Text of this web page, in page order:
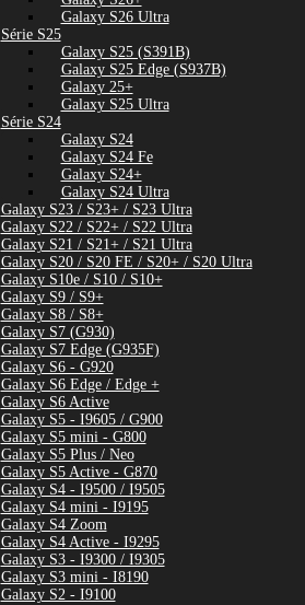
Galaxy S26 Ultra
Série S25
Galaxy S25 (S391B)
Galaxy S25 Edge (S937B)
Galaxy 25+
Galaxy S25 Ultra
Série S24
Galaxy S24
Galaxy S24 Fe
Galaxy S24+
Galaxy S24 Ultra
Galaxy S23 / S23+ / S23 Ultra
Galaxy S22 / S22+ / S22 Ultra
Galaxy S21 / S21+ / S21 Ultra
Galaxy S20 / S20 FE / S20+ / S20 Ultra
Galaxy S10e / S10 / S10+
Galaxy S9 / S9+
Galaxy S8 / S8+
Galaxy S7 (G930)
Galaxy S7 Edge (G935F)
Galaxy S6 - G920
Galaxy S6 Edge / Edge +
Galaxy S6 Active
Galaxy S5 - I9605 / G900
Galaxy S5 mini - G800
Galaxy S5 Plus / Neo
Galaxy S5 Active - G870
Galaxy S4 - I9500 / I9505
Galaxy S4 mini - I9195
Galaxy S4 Zoom
Galaxy S4 Active - I9295
Galaxy S3 - I9300 / I9305
Galaxy S3 mini - I8190
Galaxy S2 - I9100